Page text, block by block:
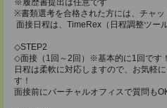
※書類選考を合格された方には、チャッ
面接日程は、TimeRex（日程調整ツー
◇STEP2
◇面接（1回～2回）※基本的に1回です！
日程は柔軟に対応しますので、お気軽
す！
面接前にバーチャルオフィスで質問も